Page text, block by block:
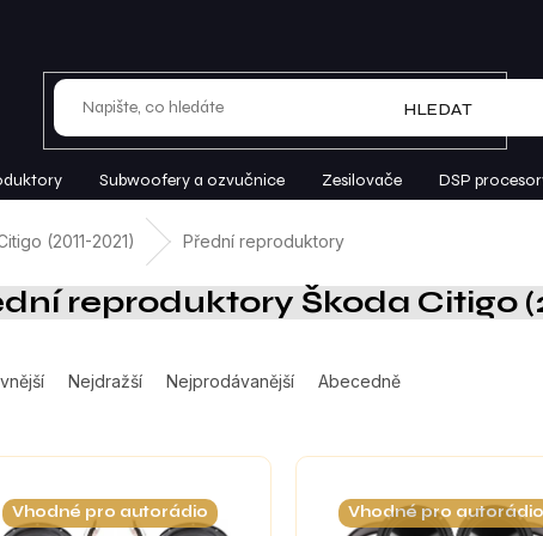
HLEDAT
Subwoofery a ozvučnice Zesilovače DSP
(2011-2021) Přední reproduktory
reproduktory Škoda Citigo
Nejdražší Nejprodávanější Abecedně
Vhodné pro autorádio Vhodné pro autorádio